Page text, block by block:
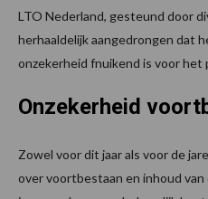
LTO Nederland, gesteund door
herhaaldelijk aangedrongen dat
onzekerheid fnuikend is voor het
Onzekerheid
Zowel voor dit jaar als voor de
over voortbestaan en inhoud